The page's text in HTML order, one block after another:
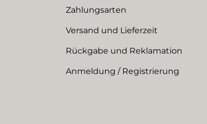
Zahlungsarten
Versand und Lieferzeit
Rückgabe und Reklamation
Anmeldung / Registrierung